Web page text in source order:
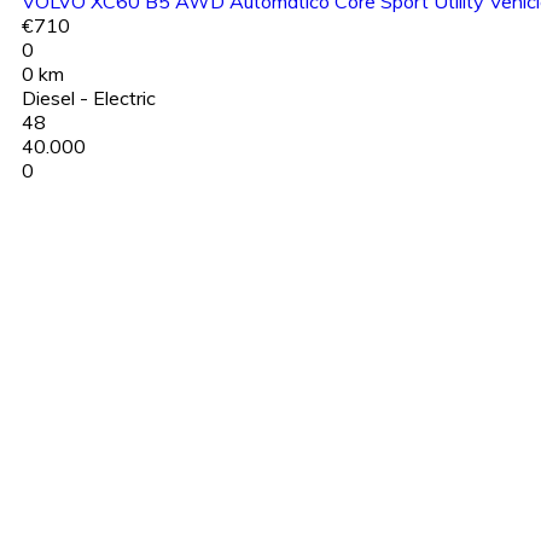
€710
0
0 km
Diesel - Electric
48
40.000
0